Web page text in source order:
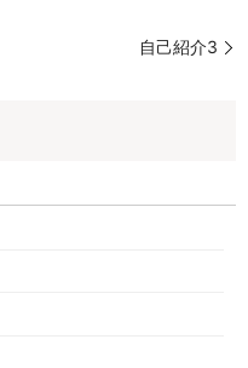
自己紹介3